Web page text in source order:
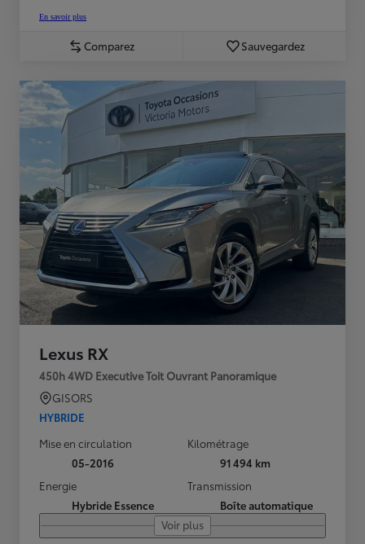
En savoir plus
Comparez Sauvegardez
Lexus RX
450h 4WD Executive Toit Ouvrant Panoramique
GISORS
HYBRIDE
Mise en circulation
05-2016
Kilométrage
91 494 km
Energie
Hybride Essence
Transmission
Boîte automatique
Voir plus